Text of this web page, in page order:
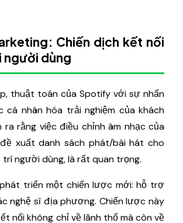
Chiến dịch kết nối
người dùng
thuật toán của Spotify với sự nhấn
cá nhân hóa trải nghiệm của khách
ra rằng việc điều chỉnh âm nhạc của
xuất danh sách phát/bài hát cho
người dùng, là rất quan trọng.
triển một chiến lược mới: hỗ trợ
nghệ sĩ địa phương. Chiến lược này
nối không chỉ về lãnh thổ mà còn về